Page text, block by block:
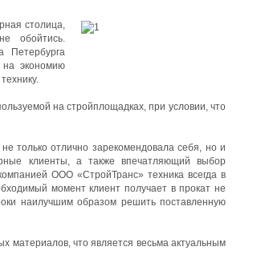
столица,
обойтись.
Петербурга
на экономию
на стройплощадках, при условии, что
только отлично зарекомендовала себя, но и
клиенты, а также впечатляющий выбор
ООО «СтройТранс» техника всегда в
момент клиент получает в прокат не
наилучшим образом решить поставленную
материалов, что является весьма актуальным